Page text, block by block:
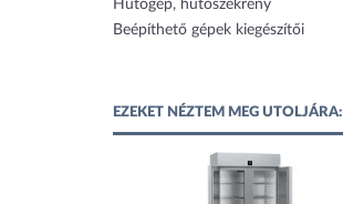
Hűtőgép, hűtőszekrény
Beépíthető gépek kiegészítői
EZEKET NÉZTEM MEG UTOLJÁRA: